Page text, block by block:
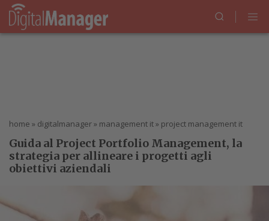
home » digitalmanager» management it» project management it
Guida al Project Portfolio Management, la
strategia per allineare i progetti agli
obiettivi aziendali